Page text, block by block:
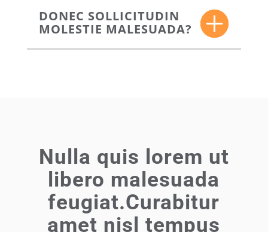
DONEC SOLLICITUDIN
MOLESTIE MALESUADA?
Nulla quis lorem ut
libero malesuada
feugiat.Curabitur
amet nisl tempus